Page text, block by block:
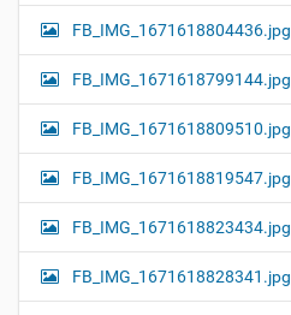
FB_IMG_1671618804436.jpg
FB_IMG_1671618799144.jpg
FB_IMG_1671618809510.jpg
FB_IMG_1671618819547.jpg
FB_IMG_1671618823434.jpg
FB_IMG_1671618828341.jpg